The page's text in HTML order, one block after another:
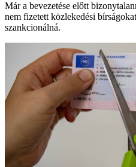
Már a bevezetése előtt
nem fizetett közlekedési
szankcionálná.